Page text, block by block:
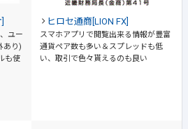
ユー
あり)
も使
ヒロセ通商[LION FX]
スマホアプリで閲覧出来る情報が豊富
通貨ペア数も多い＆スプレッドも低
い、取引で色々貰えるのも良い